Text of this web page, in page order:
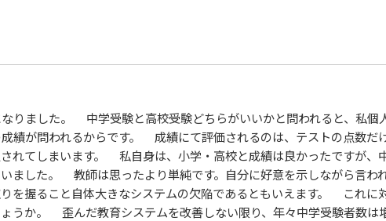
りました。 中学受験と高校受験どちらがいいかと問われると、私個
績が問われるからです。 成績にて評価されるのは、テストの点数
れてしまいます。 私自身は、小学・高校と成績は良かったですが
ました。 教師は思ったより単純です。自分に好意を示しながら言
を握ること自体大きなシステムの欠陥であるともいえます。 これ
うか。 歪んだ教育システムを改善しない限り、年々中学受験者数